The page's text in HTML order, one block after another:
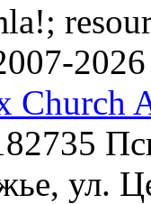
2026
Church
ул.